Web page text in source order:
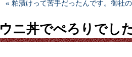
« 粕漬けって苦手だったんです。御社
ウニ丼でぺろりでし